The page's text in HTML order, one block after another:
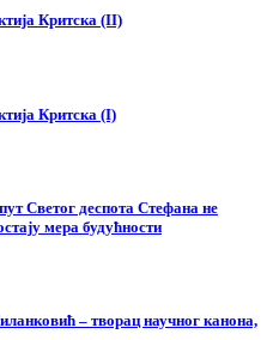
Критска (II)
Критска (I)
Светог деспота Стефана не
мера будућности
– творац научног канона,